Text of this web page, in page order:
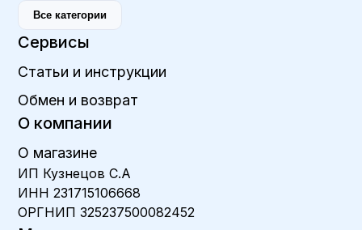
Все категории
Сервисы
Статьи и инструкции
Обмен и возврат
О компании
О магазине
ИП Кузнецов С.А
ИНН 231715106668
ОРГНИП 325237500082452